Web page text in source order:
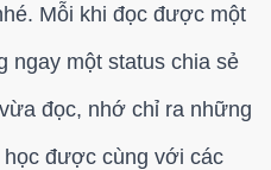
Mỗi khi đọc được một
ngay một status chia sẻ
đọc, nhớ chỉ ra những
được cùng với các